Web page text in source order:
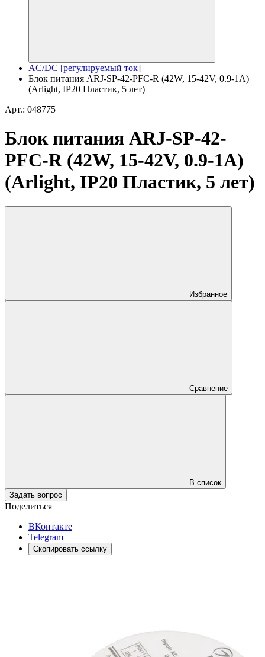
AC/DC [регулируемый ток]
Блок питания ARJ-SP-42-PFC-R (42W, 15-42V, 0.9-1A)
(Arlight, IP20 Пластик, 5 лет)
Арт.: 048775
Блок питания ARJ-SP-42-
PFC-R (42W, 15-42V, 0.9-1A)
(Arlight, IP20 Пластик, 5 лет)
Избранное
Сравнение
В список
Задать вопрос
Поделиться
ВКонтакте
Telegram
Скопировать ссылку